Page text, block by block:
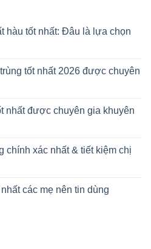
hàu tốt nhất: Đâu là lựa chọn
tốt nhất 2026 được chuyên
nhất được chuyên gia khuyên
chính xác nhất & tiết kiệm chị
các mẹ nên tin dùng